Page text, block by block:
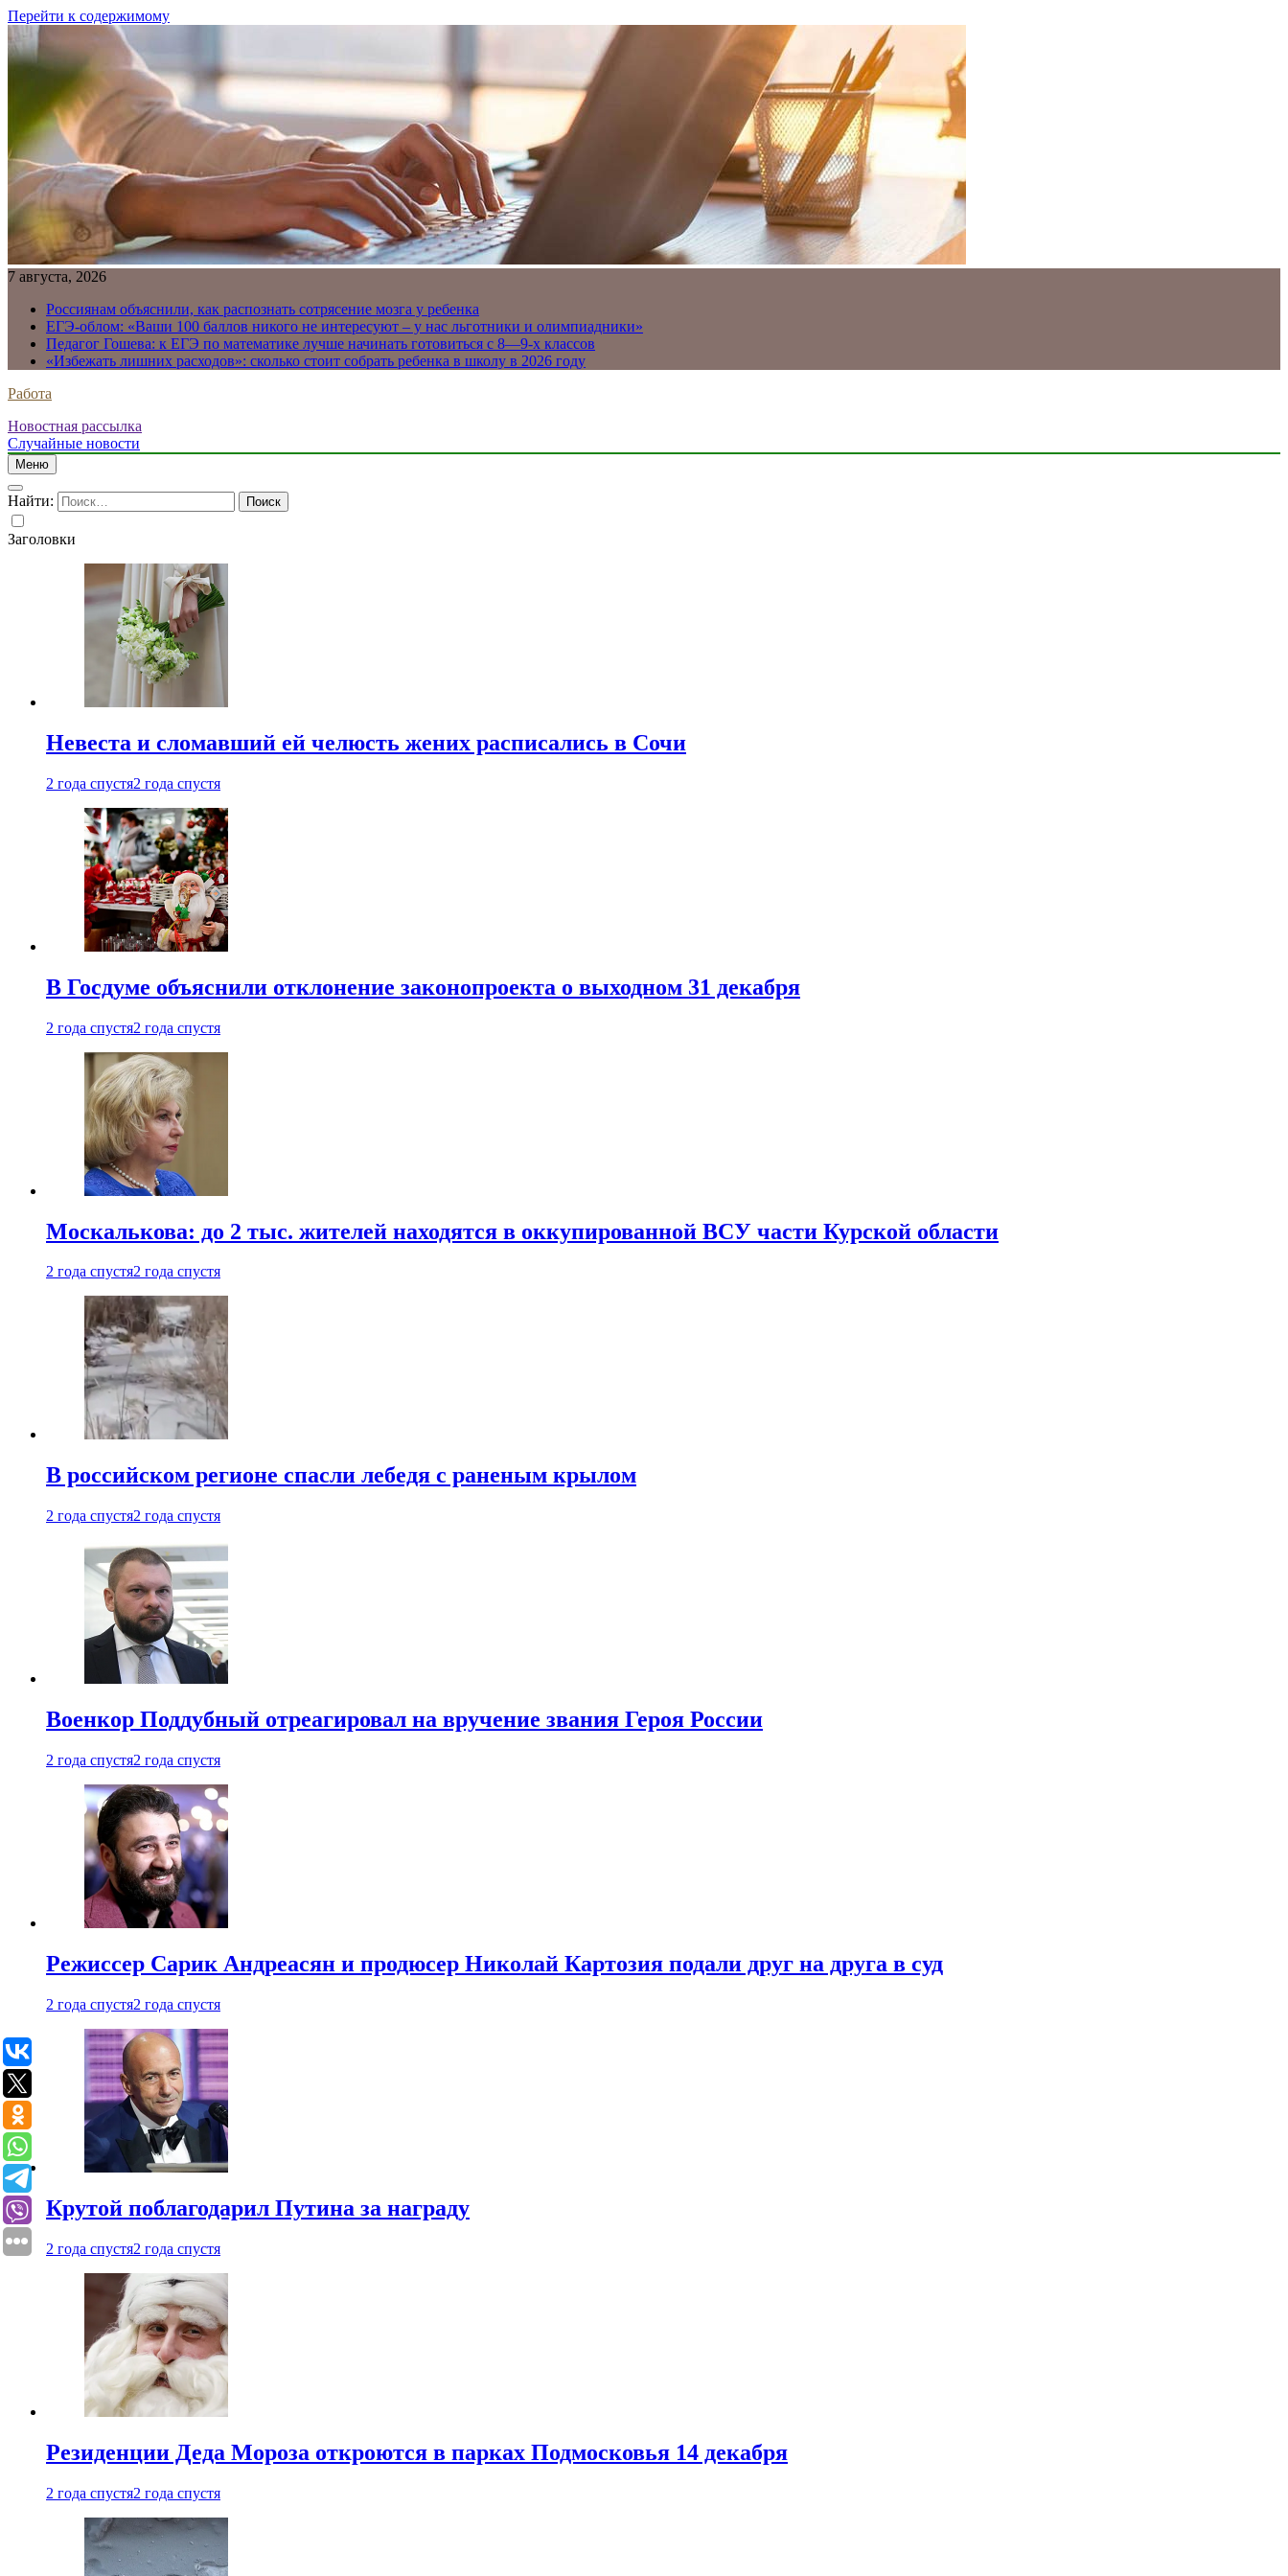
Перейти к содержимому
7 августа, 2026
Россиянам объяснили, как распознать сотрясение мозга у ребенка
ЕГЭ-облом: «Ваши 100 баллов никого не интересуют – у нас льготники и олимпиадники»
Педагог Гошева: к ЕГЭ по математике лучше начинать готовиться с 8—9-х классов
«Избежать лишних расходов»: сколько стоит собрать ребенка в школу в 2026 году
Работа
Новостная рассылка
Случайные новости
Меню
Найти:
Заголовки
Невеста и сломавший ей челюсть жених расписались в Сочи
2 года спустя2 года спустя
В Госдуме объяснили отклонение законопроекта о выходном 31 декабря
2 года спустя2 года спустя
Москалькова: до 2 тыс. жителей находятся в оккупированной ВСУ части Курской области
2 года спустя2 года спустя
В российском регионе спасли лебедя с раненым крылом
2 года спустя2 года спустя
Военкор Поддубный отреагировал на вручение звания Героя России
2 года спустя2 года спустя
Режиссер Сарик Андреасян и продюсер Николай Картозия подали друг на друга в суд
2 года спустя2 года спустя
Крутой поблагодарил Путина за награду
2 года спустя2 года спустя
Резиденции Деда Мороза откроются в парках Подмосковья 14 декабря
2 года спустя2 года спустя